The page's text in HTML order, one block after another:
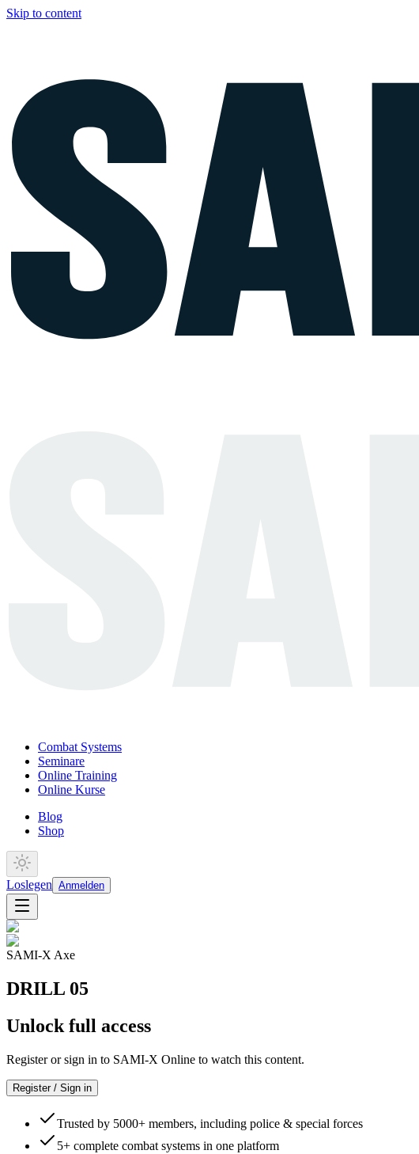
Skip to content
Combat Systems
Seminare
Online Training
Online Kurse
Blog
Shop
Loslegen Anmelden
SAMI-X Axe
DRILL 05
Unlock full access
Register or sign in to SAMI-X Online to watch this content.
Register / Sign in
Trusted by 5000+ members, including police & special forces
5+ complete combat systems in one platform